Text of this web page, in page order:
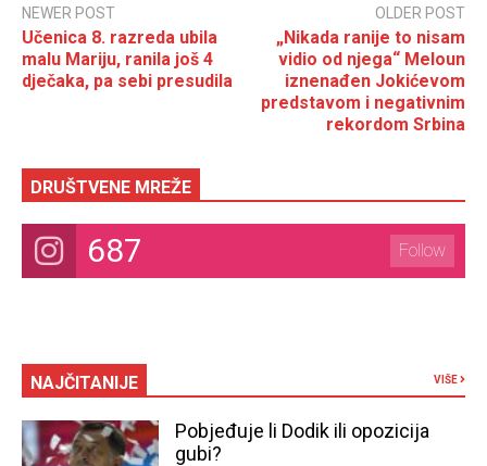
NEWER POST
Učenica 8. razreda ubila
malu Mariju, ranila još 4
dječaka, pa sebi presudila
OLDER POST
„Nikada ranije to nisam
vidio od njega“ Meloun
iznenađen Jokićevom
predstavom i negativnim
rekordom Srbina
DRUŠTVENE MREŽE
687 Follow
NAJČITANIJE VIŠE
Pobjeđuje li Dodik ili opozicija
gubi?